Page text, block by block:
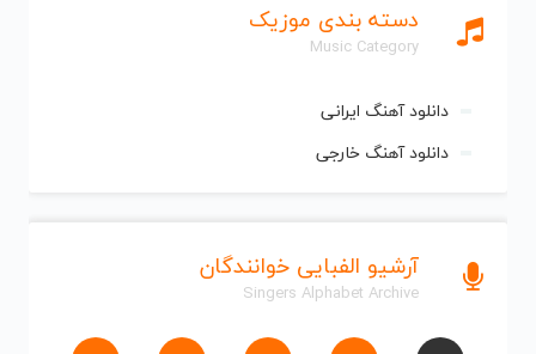
دسته بندی موزیک
Music Category
دانلود آهنگ ایرانی
دانلود آهنگ خارجی
آرشیو الفبایی خوانندگان
Singers Alphabet Archive